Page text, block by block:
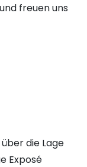
freuen uns
die Lage
Exposé